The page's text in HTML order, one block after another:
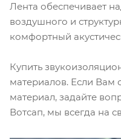
Лента обеспечивает
воздушного и
комфортный
Купить
материалов. Если Вам
материал, задайте
Вотсап, мы всегда на